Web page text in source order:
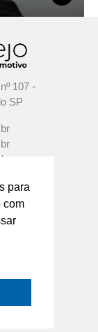
para
com
107 -
SP